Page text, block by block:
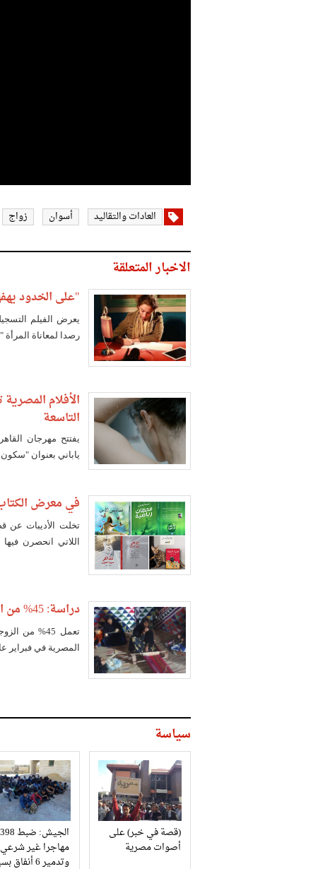
العادات والتقاليد أسوان زواج
الاخبار المتعلقة
"على الخدود
يعرض الفيلم
رصدا لمعاناة
الأفلام
التاسعة
يفتتح مهرجان
ياباني بعنوان
في معرض
تخلت الأديبات عن
اللاتي انحصرن
دراسة: 45% من الزوجات يعملن بدلا من أزواجهن
تعمل 45%
المصرية في فبراير عام
سياسة
(قصة في خبر) على
أصوات مصرية
الجيش: ضبط 398
مهاجرا غير شرعي
وتدمير 6 أنفاق بسيناء